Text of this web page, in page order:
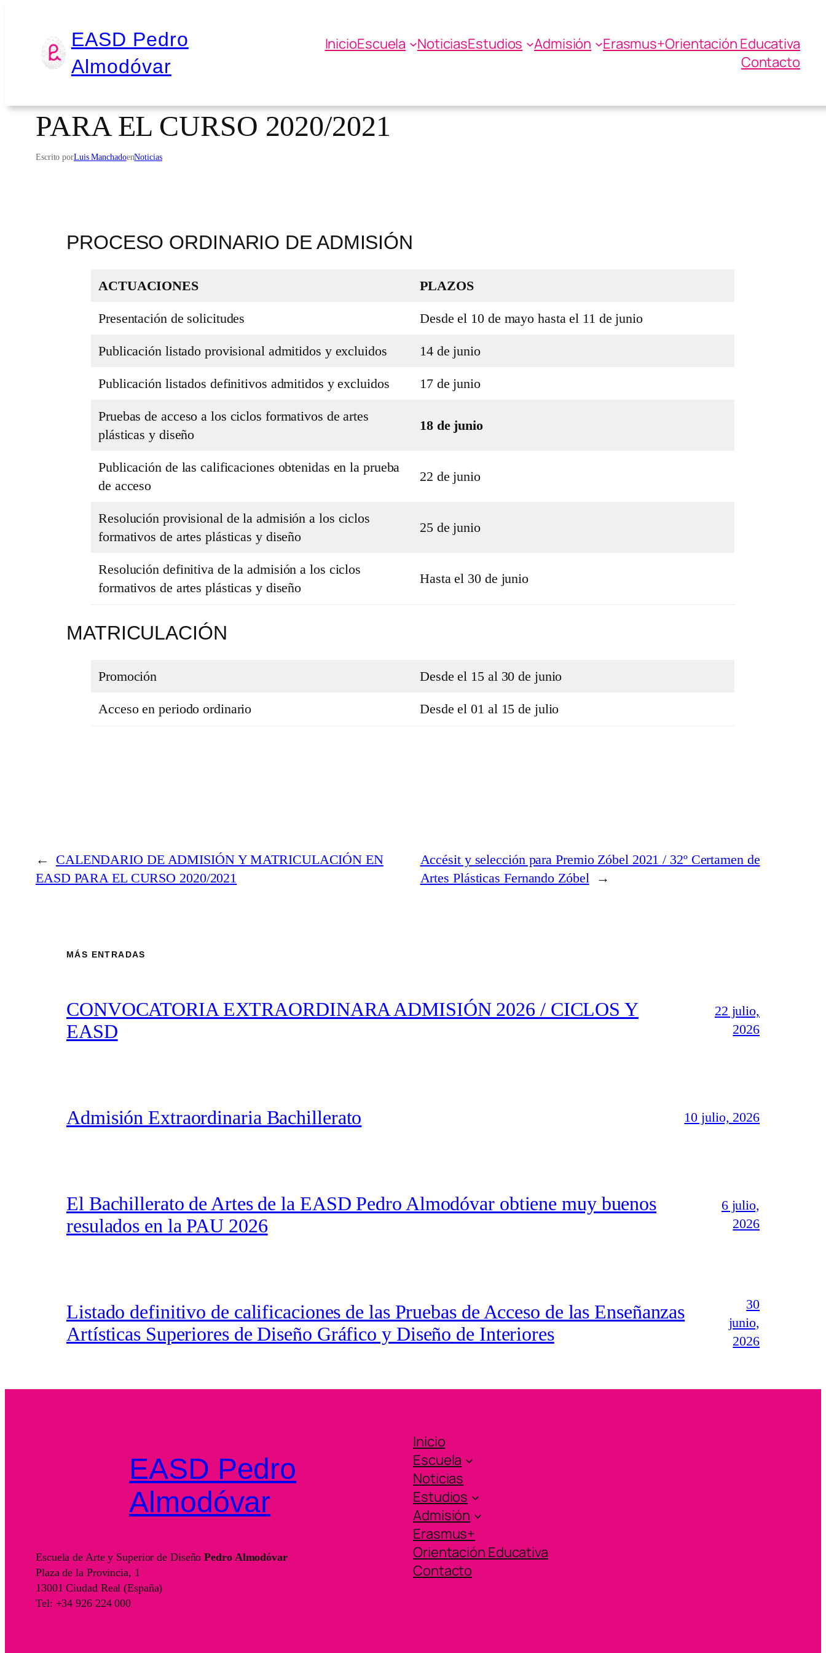
contenido
EASD Pedro
Almodóvar
InicioEscuela NoticiasEstudios Admisión Erasmus+Orientación Educativa
Contacto
CALENDARIO DE ADMISIÓN Y MATRICULACIÓN EN
PARA EL CURSO 2020/2021
Escrito porLuis ManchadoenNoticias
PROCESO ORDINARIO DE ADMISIÓN
ACTUACIONES PLAZOS
Presentación de solicitudes Desde el 10 de mayo hasta el 11 de junio
Publicación listado provisional admitidos y excluidos 14 de junio
Publicación listados definitivos admitidos y excluidos 17 de junio
Pruebas de acceso a los ciclos formativos de artes
plásticas y diseño
18 de junio
Publicación de las calificaciones obtenidas en la prueba
de acceso
22 de junio
Resolución provisional de la admisión a los ciclos
formativos de artes plásticas y diseño
25 de junio
Resolución definitiva de la admisión a los ciclos
formativos de artes plásticas y diseño
Hasta el 30 de junio
MATRICULACIÓN
Promoción Desde el 15 al 30 de junio
Acceso en periodo ordinario Desde el 01 al 15 de julio
←
CALENDARIO DE ADMISIÓN Y MATRICULACIÓN EN
EASD PARA EL CURSO 2020/2021
Accésit y selección para Premio Zóbel 2021 / 32º Certamen de
Artes Plásticas Fernando Zóbel
→
MÁS ENTRADAS
CONVOCATORIA EXTRAORDINARA ADMISIÓN 2026 / CICLOS Y
EASD
22 julio,
2026
Admisión Extraordinaria Bachillerato 10 julio, 2026
El Bachillerato de Artes de la EASD Pedro Almodóvar obtiene muy buenos
resulados en la PAU 2026
6 julio,
2026
Listado definitivo de calificaciones de las Pruebas de Acceso de las Enseñanzas
Artísticas Superiores de Diseño Gráfico y Diseño de Interiores
30
junio,
2026
EASD Pedro
Almodóvar
Escuela de Arte y Superior de DiseñoPedro Almodóvar
Plaza de la Provincia, 1
13001 Ciudad Real (España)
Tel: +34 926 224 000
Inicio
Escuela
Noticias
Estudios
Admisión
Erasmus+
Orientación Educativa
Contacto